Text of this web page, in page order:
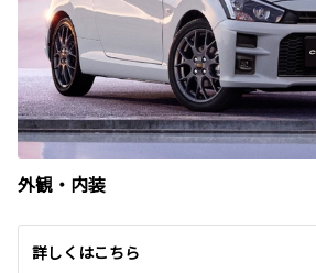
外観・内装
詳しくはこちら